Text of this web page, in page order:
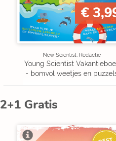
€
New Scientist, Redactie
Young Scientist
- bomvol weetjes en
2+1 Gratis